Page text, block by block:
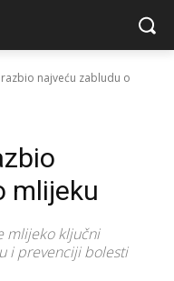
najveću zabludu o
mlijeku
mlijeko ključni
i prevenciji bolesti